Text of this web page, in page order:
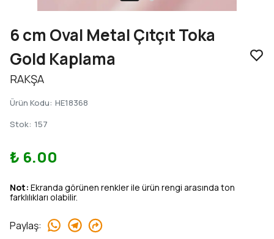
6 cm Oval Metal Çıtçıt Toka
Gold Kaplama
RAKŞA
Ürün Kodu: HE18368
Stok: 157
₺ 6.00
Not: Ekranda görünen renkler ile ürün rengi arasında ton
farklılıkları olabilir.
Paylaş: